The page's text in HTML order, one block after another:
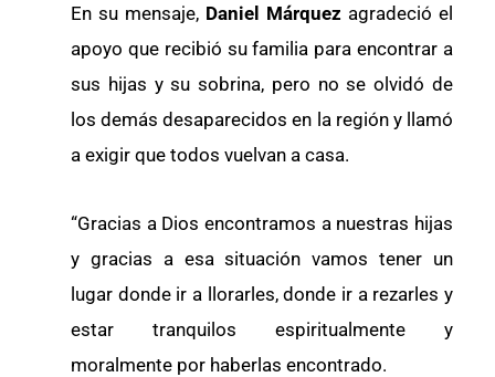
En su mensaje, Daniel Márquez agradeció el
apoyo que recibió su familia para encontrar a
sus hijas y su sobrina, pero no se olvidó de
los demás desaparecidos en la región y llamó
a exigir que todos vuelvan a casa.
“Gracias a Dios encontramos a nuestras hijas
y gracias a esa situación vamos tener un
lugar donde ir a llorarles, donde ir a rezarles y
estar tranquilos espiritualmente y
moralmente por haberlas encontrado.